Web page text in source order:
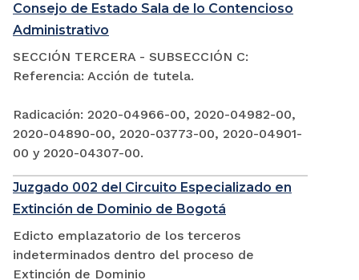
Consejo de Estado Sala de lo Contencioso
Administrativo
SECCIÓN TERCERA - SUBSECCIÓN C:
Referencia: Acción de tutela.
Radicación: 2020-04966-00, 2020-04982-00,
2020-04890-00, 2020-03773-00, 2020-04901-
00 y 2020-04307-00.
Juzgado 002 del Circuito Especializado en
Extinción de Dominio de Bogotá
Edicto emplazatorio de los terceros
indeterminados dentro del proceso de
Extinción de Dominio